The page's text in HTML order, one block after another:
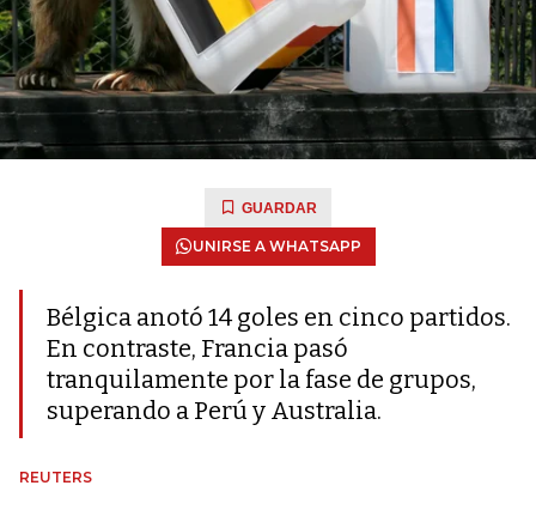
GUARDAR
UNIRSE A WHATSAPP
Bélgica anotó 14 goles en cinco partidos.
En contraste, Francia pasó
tranquilamente por la fase de grupos,
superando a Perú y Australia.
REUTERS